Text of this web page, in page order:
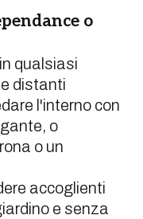
o
qualsiasi
distanti
l'interno con
o
o un
accoglienti
e senza